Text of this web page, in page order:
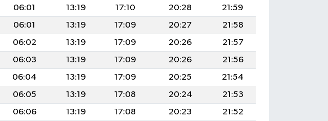
06:01 13:19 17:10 20:28
21:59
06:01 13:19 17:09 20:27
21:58
06:02 13:19 17:09 20:26
21:57
06:03 13:19 17:09 20:26
21:56
06:04 13:19 17:09 20:25
21:54
06:05 13:19 17:08 20:24
21:53
06:06 13:19 17:08 20:23
21:52